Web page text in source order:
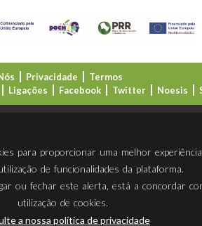
Privacidade
Termos
Ligações Facebook Twitter Noesis
para proporcionar uma melhor
de funcionalidades da plataforma.
ou fechar este alerta, está a concordar
utilização de cookies.
a nossa política de privacidade